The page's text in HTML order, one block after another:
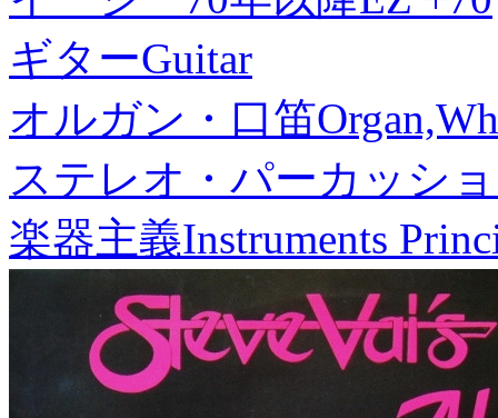
ギターGuitar
オルガン・口笛
ステレオ・パーカッシ
楽器主義Instruments